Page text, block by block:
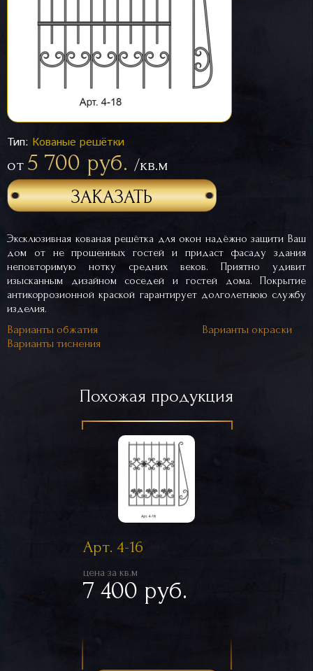
Тип: Кованые решётки
от 5 700 руб. /кв.м
ЗАКАЗАТЬ
Эксклюзивная кованая решётка для окон надёжно защити Ваш
дом от не прошенных гостей и придаст фасаду здания
неповторимую нотку средних веков. Приятно удивит
изысканным дизайном соседей и гостей дома. Покрытие
антикоррозионной краской гарантирует долголетнюю службу
изделия.
Варианты обжатия
Варианты окраски
Варианты тиснения
Похожая продукция
Арт. 4-16
цена за кв.м
7 400 руб.